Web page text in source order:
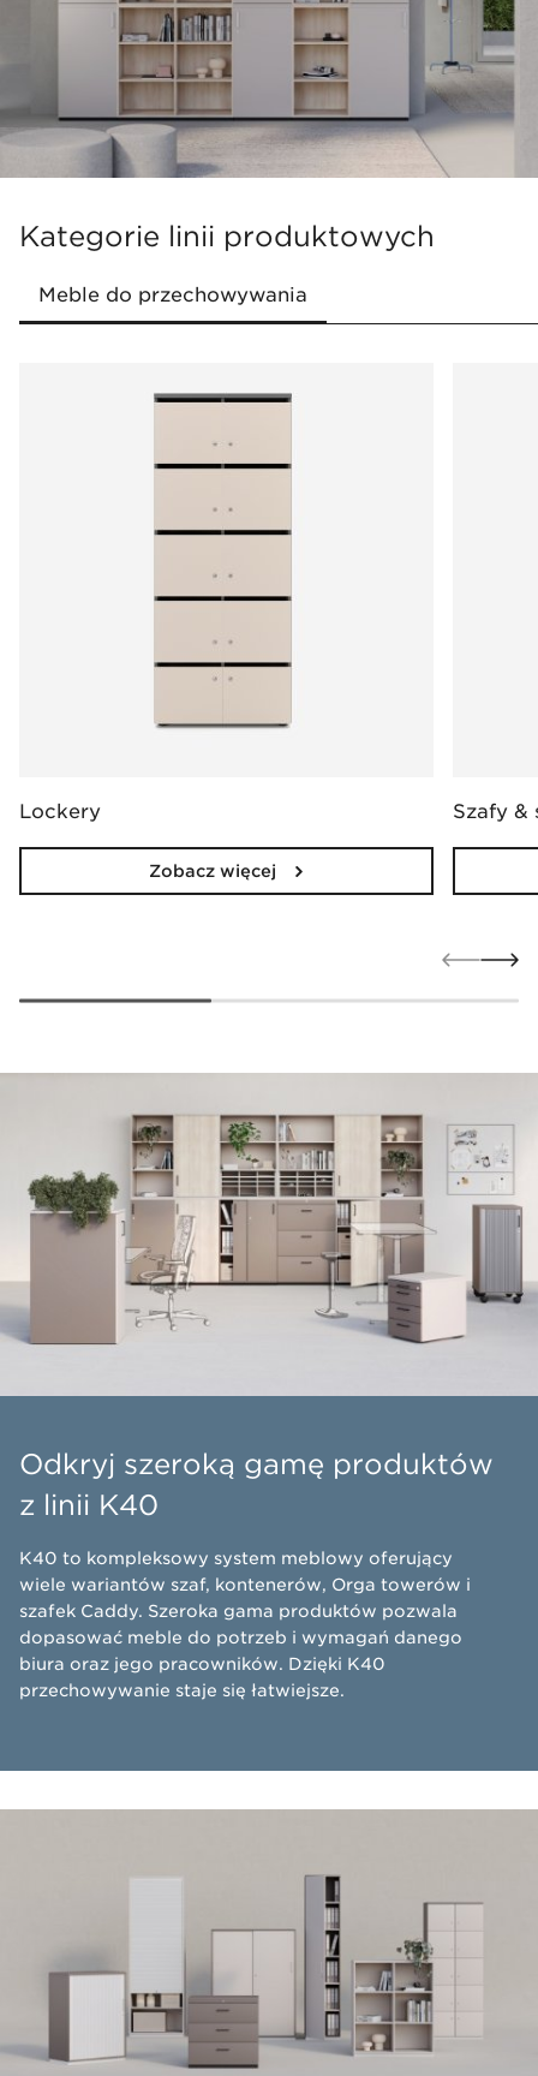
Efektywne wykorzystanie przestrzeni dzięki
funkcjonalnym rozwiązaniom
przechowywania
Prosty, uniwersalny design pasujący do
każdego biura
przechowywanie i korzystanie z mebli
dopasować meble do konkretnych
Kategorie linii produktowych
Lockery
Zobacz więcej
Szafy &
Odkryj szeroką gamę produktów
z linii K40
​K40 to kompleksowy system meblowy oferujący
wiele wariantów szaf, kontenerów, Orga towerów i
szafek Caddy. Szeroka gama produktów pozwala
dopasować meble do potrzeb i wymagań danego
biura oraz jego pracowników. Dzięki K40
przechowywanie staje się łatwiejsze.